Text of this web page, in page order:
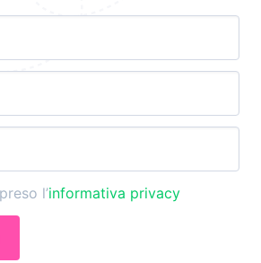
l’informativa privacy